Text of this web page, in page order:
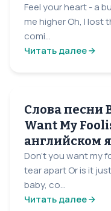
Feel your heart - a
me higher Oh, I lost
comi...
Читать далее
Слова песни
Want My
английском
Don't you want my
tear apart Or is it
baby, co...
Читать далее